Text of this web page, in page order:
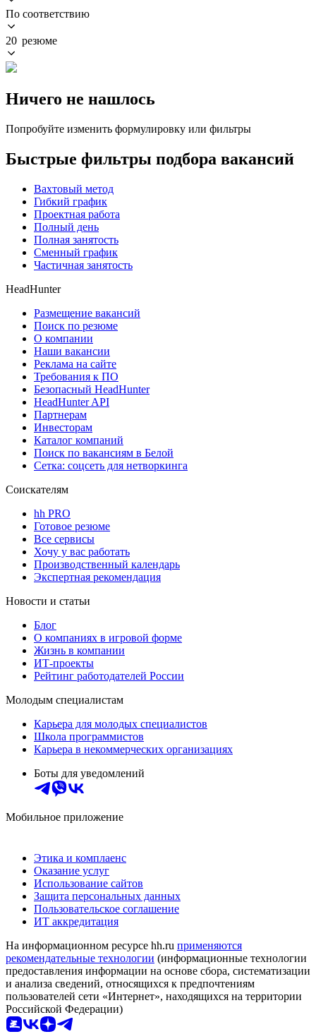
По соответствию
20 резюме
Ничего не нашлось
Попробуйте изменить формулировку или фильтры
Быстрые фильтры подбора вакансий
Вахтовый метод
Гибкий график
Проектная работа
Полный день
Полная занятость
Сменный график
Частичная занятость
HeadHunter
Размещение вакансий
Поиск по резюме
О компании
Наши вакансии
Реклама на сайте
Требования к ПО
Безопасный HeadHunter
HeadHunter API
Партнерам
Инвесторам
Каталог компаний
Поиск по вакансиям в Белой
Сетка: соцсеть для нетворкинга
Соискателям
hh PRO
Готовое резюме
Все сервисы
Хочу у вас работать
Производственный календарь
Экспертная рекомендация
Новости и статьи
Блог
О компаниях в игровой форме
Жизнь в компании
ИТ-проекты
Рейтинг работодателей России
Молодым специалистам
Карьера для молодых специалистов
Школа программистов
Карьера в некоммерческих организациях
Боты для уведомлений
Мобильное приложение
Этика и комплаенс
Оказание услуг
Использование сайтов
Защита персональных данных
Пользовательское соглашение
ИТ аккредитация
На информационном ресурсе hh.ru применяются
рекомендательные технологии (информационные технологии
предоставления информации на основе сбора, систематизации
и анализа сведений, относящихся к предпочтениям
пользователей сети «Интернет», находящихся на территории
Российской Федерации)